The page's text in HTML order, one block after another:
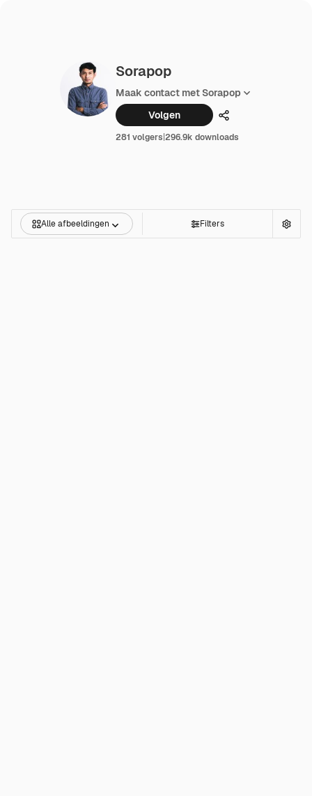
Sorapop
Maak contact met Sorapop
Volgen
Delen
281 volgers|296.9k downloads
Alle afbeeldingen Filters